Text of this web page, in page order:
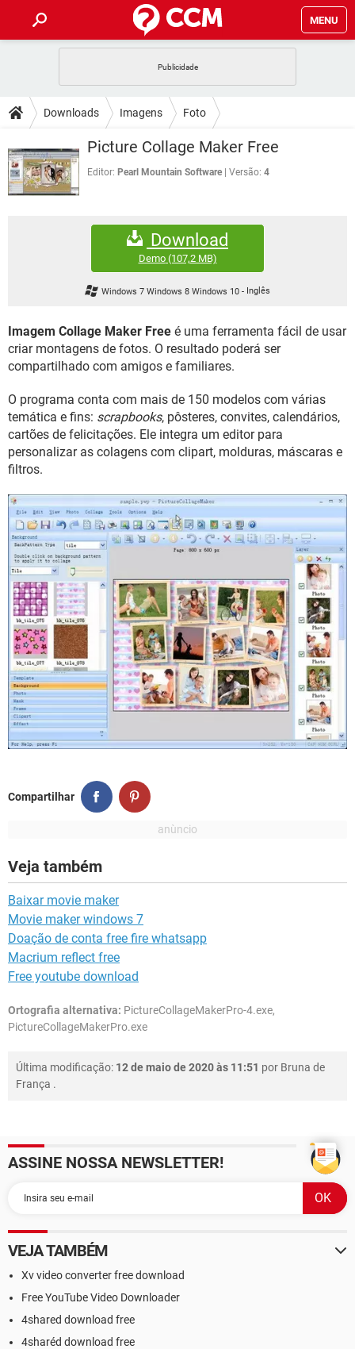
MENU
CELULAR FACEBOOK
EXCEL
INSTAGRAM GMAIL
GUIA DE COMPRAS
DICAS
JOGOS WHATSAPP
CELULAR
OUTLOOK
JOGOS WHATSAPP
CELULAR
EXCEL
GMAIL
FÓRUM
FACEBOOK
EXCEL
GMAIL
WHATSAPP
INSTAGRAM GMAIL
GUIA DE COMPRAS
Downloads Imagens Foto
Picture Collage Maker Free
Editor: Pearl Mountain Software Versão: 4
Download
Demo(107,2 MB)
Windows 7 Windows 8 Windows 10 - Inglês
Imagem Collage Maker Free é uma ferramenta fácil de usar
criar montagens de fotos. O resultado poderá ser
compartilhado com amigos e familiares.
O programa conta com mais de 150 modelos com várias
temática e fins: scrapbooks, pôsteres, convites, calendários,
cartões de felicitações. Ele integra um editor para
personalizar as colagens com clipart, molduras, máscaras e
filtros.
Compartilhar
Veja também
Baixar movie maker
Movie maker windows 7
Doação de conta free fire whatsapp
Macrium reflect free
Free youtube download
Ortografia alternativa: PictureCollageMakerPro-4.exe,
PictureCollageMakerPro.exe
Última modificação: 12 de maio de 2020 às 11:51 por Bruna de
França .
ASSINE NOSSA NEWSLETTER!
VEJA TAMBÉM
Xv video converter free download
Free YouTube Video Downloader
4shared download free
4sharéd download free